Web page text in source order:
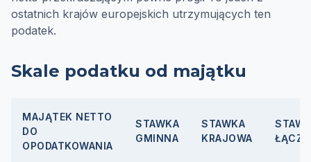
ostatnich krajów europejskich utrzymujących ten
podatek.
Skale podatku od majątku
MAJĄTEK NETTO
DO
OPODATKOWANIA
STAWKA
GMINNA
STAWKA
KRAJOWA